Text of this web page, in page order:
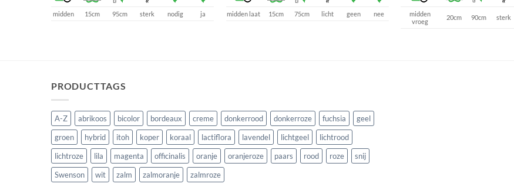
midden 15cm 95cm sterk nodig ja midden laat 15cm 75cm licht geen nee
midden
vroeg
20cm 90cm sterk
PRODUCTTAGS
A-Z abrikoos bicolor bordeaux creme donkerrood donkerroze fuchsia
geel
groen
hybrid itoh koper koraal lactiflora lavendel lichtgeel
lichtrood
lichtroze
lila magenta officinalis oranje oranjeroze paars rood roze
snij
Swenson
wit zalm zalmoranje zalmroze